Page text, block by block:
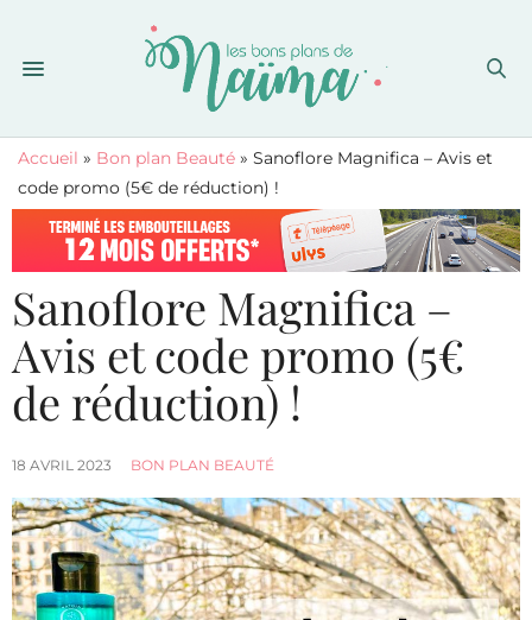
Accueil » Bon plan Beauté » Sanoflore Magnifica – Avis et
code promo (5€ de réduction) !
Sanoflore Magnifica –
Avis et code promo (5€
de réduction) !
18 AVRIL 2023 BON PLAN BEAUTÉ